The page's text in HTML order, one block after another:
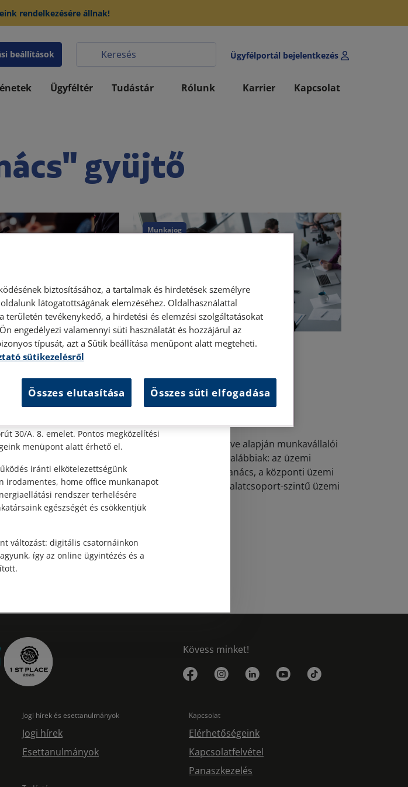
rendelkezésére állnak!
beállítások Ügyfélportál bejelentkezés
Ügyféltér Tudástár Rólunk Karrier Kapcsolat
gyüjtő
jogai I.
és
való jog)
tanács jogairól fogunk
még.
Munkajog
2024. július 23. • dr. Szalai Krisztina
A Munka Törvénykönyve alapján munkavállalói
részvételi fórumok az alábbiak: az üzemi
megbízott, az üzemi tanács, a központi üzemi
tanács, valamint a vállalatcsoport-szintű üzemi
tanács.
Kövess minket!
Jogi hírek és esettanulmányok
Jogi hírek
Esettanulmányok
Kapcsolat
Elérhetőségeink
Kapcsolatfelvétel
Panaszkezelés
történő előzetes időpontegyeztetés
30/A. 8. emelet. Pontos megközelítési
menüpont alatt érhető el.
iránti elkötelezettségünk
irodamentes, home office munkanapot
rendszer terhelésére
egészségét és csökkentjük
változást: digitális csatornáinkon
így az online ügyintézés és a
biztosításához, a tartalmak és hirdetések személyre
látogatottságának elemzéséhez. Oldalhasználattal
tevékenykedő, a hirdetési és elemzési szolgáltatásokat
engedélyezi valamennyi süti használatát és hozzájárul az
típusát, azt a Sütik beállítása menüpont alatt megteheti.
sütikezelésről
Összes elutasítása Összes süti elfogadása